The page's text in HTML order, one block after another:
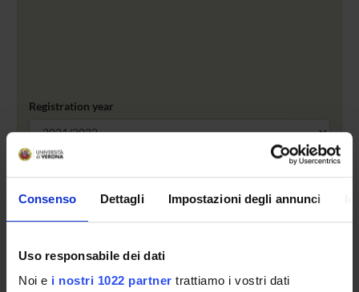
Consenso Dettagli Impostazioni degli annunci
Uso responsabile dei dati
Noi e i nostri 1022 partner trattiamo i vostri dati
Registration year
search
admission test, limited-entry degree
Statute seating places